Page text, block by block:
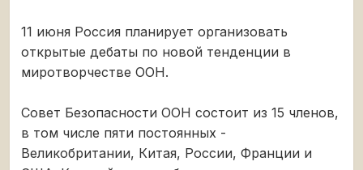
11 июня Россия планирует организовать
открытые дебаты по новой тенденции в
миротворчестве ООН.
Совет Безопасности ООН состоит из 15 членов,
в том числе пяти постоянных -
Великобритании, Китая, России, Франции и